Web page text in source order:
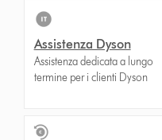
Assistenza Dyson
Assistenza dedicata a lungo
termine per i clienti Dyson